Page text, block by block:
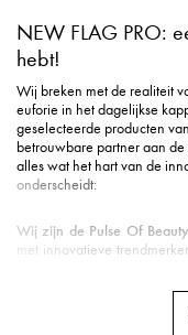
NEW FLAG PRO:
hebt!
Wij breken met de realiteit
euforie in het dagelijkse
geselecteerde producten
betrouwbare partner aan
alles wat het hart van de
onderscheidt:
Wij zijn de Pulse Of
met innovatieve
:
: Uw